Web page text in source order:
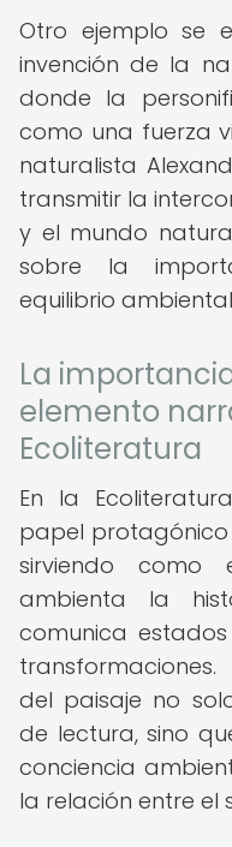
Otro ejemplo se
invención de la
donde la
como una fuerza
naturalista
transmitir la
y el mundo
sobre la
equilibrio
La
elemento
Ecoliteratura
En la
papel
sirviendo como
ambienta la
comunica
del paisaje no
de lectura, sino
conciencia
la relación entre el